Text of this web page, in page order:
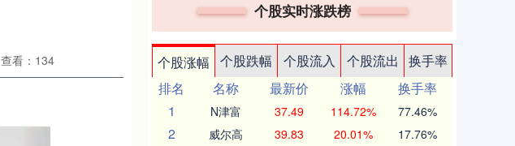
查看：134
个股实时涨跌榜
个股涨幅 个股跌幅 个股流入 个股流出
换手率
排名
名称 最新价 涨幅
换手率
1
N津富 37.49 114.72% 77.46%
2 威尔高 39.83 20.01% 17.76%